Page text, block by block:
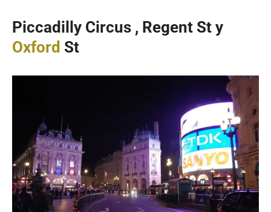
Piccadilly Circus , Regent St y
Oxford St